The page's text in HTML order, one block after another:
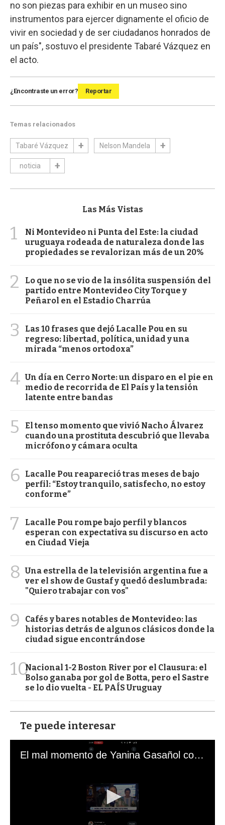
no son piezas para exhibir en un museo sino
instrumentos para ejercer dignamente el oficio de
vivir en sociedad y de ser ciudadanos honrados de
un país", sostuvo el presidente Tabaré Vázquez en
el acto.
¿Encontraste un error? Reportar
Temas relacionados
Tabaré Vázquez Nelson Mandela
noticia
Las Más Vistas
1
Ni Montevideo ni Punta del Este: la ciudad
uruguaya rodeada de naturaleza donde las
propiedades se revalorizan más de un 20%
2
Lo que no se vio de la insólita suspensión del
partido entre Montevideo City Torque y
Peñarol en el Estadio Charrúa
3
Las 10 frases que dejó Lacalle Pou en su
regreso: libertad, política, unidad y una
mirada “menos ortodoxa”
4 Un día en Cerro Norte: un disparo en el pie en
medio de recorrida de El País y la tensión
latente entre bandas
5
El tenso momento que vivió Nacho Álvarez
cuando una prostituta descubrió que llevaba
micrófono y cámara oculta
6
Lacalle Pou reapareció tras meses de bajo
perfil: “Estoy tranquilo, satisfecho, no estoy
conforme”
7
Lacalle Pou rompe bajo perfil y blancos
esperan con expectativa su discurso en acto
en Ciudad Vieja
8 Una estrella de la televisión argentina fue a
ver el show de Gustaf y quedó deslumbrada:
"Quiero trabajar con vos"
9
Cafés y bares notables de Montevideo: las
historias detrás de algunos clásicos donde la
ciudad sigue encontrándose
10Nacional 1-2 Boston River por el Clausura: el
Bolso ganaba por gol de Botta, pero el Sastre
se lo dio vuelta - EL PAÍS Uruguay
Te puede interesar
El mal momento de Yanina Gasañol con un hincha argentino en "Subrayado"